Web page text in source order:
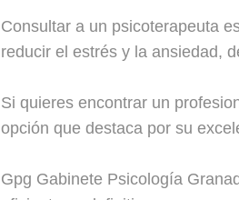
Consultar a un psicoterapeuta
reducir el estrés y la ansiedad,
Si quieres encontrar un
opción que destaca por su
Gpg Gabinete Psicología